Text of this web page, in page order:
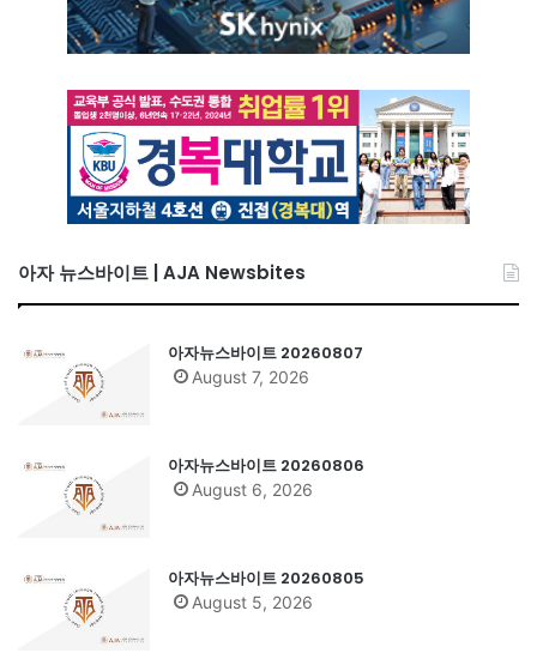
아자 뉴스바이트 | AJA Newsbites
아자뉴스바이트 20260807
August 7, 2026
아자뉴스바이트 20260806
August 6, 2026
아자뉴스바이트 20260805
August 5, 2026